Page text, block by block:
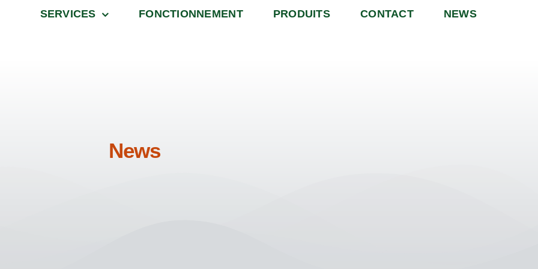
SERVICES FONCTIONNEMENT PRODUITS CONTACT NEWS
News